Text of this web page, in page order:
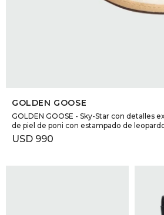
GOLDEN GOOSE
GOLDEN GOOSE - Sky-Star con detalles
de piel de poni con estampado de
USD 990